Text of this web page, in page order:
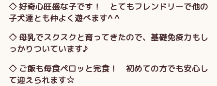
◇ 好奇心旺盛な子です！ とてもフレンドリーで他の
子犬達とも仲よく遊べます^ ^
◇ 母乳でスクスクと育ってきたので、基礎免疫力もし
っかりついています♪
◇ ご飯も毎食ペロッと完食！ 初めての方でも安心し
て迎えられます☆